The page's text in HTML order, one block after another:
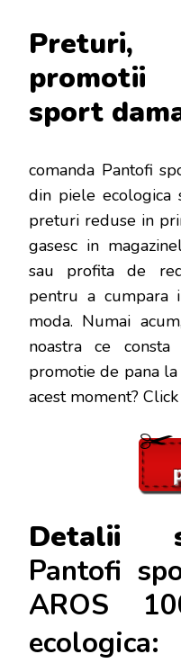
Preturi,
promotii
sport d
comanda Pantofi
din piele ecologica
preturi reduse in
gasesc in
sau profita de
pentru a cumpara
moda. Numai
noastra ce
promotie de pana
acest moment?
Detalii
Pantofi
AROS
ecologica: